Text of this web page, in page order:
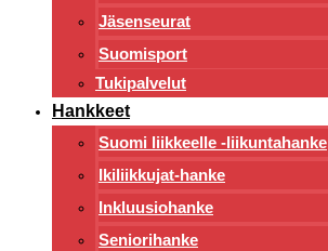
Jäsenseurat
Suomisport
Tukipalvelut
Hankkeet
Suomi liikkeelle -liikuntahanke
Ikiliikkujat-hanke
Inkluusiohanke
Seniorihanke